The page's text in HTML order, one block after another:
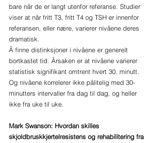
bare når de er langt utenfor referanse. Studier
viser at når fritt T3, fritt T4 og TSH er innenfor
referansen, eller nære, varierer nivåene deres
dramatisk.
Å finne distinksjoner i nivåene er generelt
bortkastet tid. Årsaken er at nivåene varierer
statistisk signifikant omtrent hvert 30. minutt.
Og nivåene korrelerer ikke pålitelig med 30-
minutters intervaller fra dag til dag, og heller
ikke fra uke til uke.
Mark Swanson: Hvordan skilles
skjoldbruskkjertelresistens og rehabilitering fra